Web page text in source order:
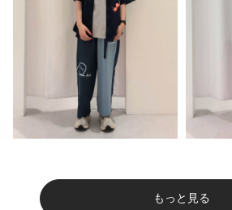
もっと見る